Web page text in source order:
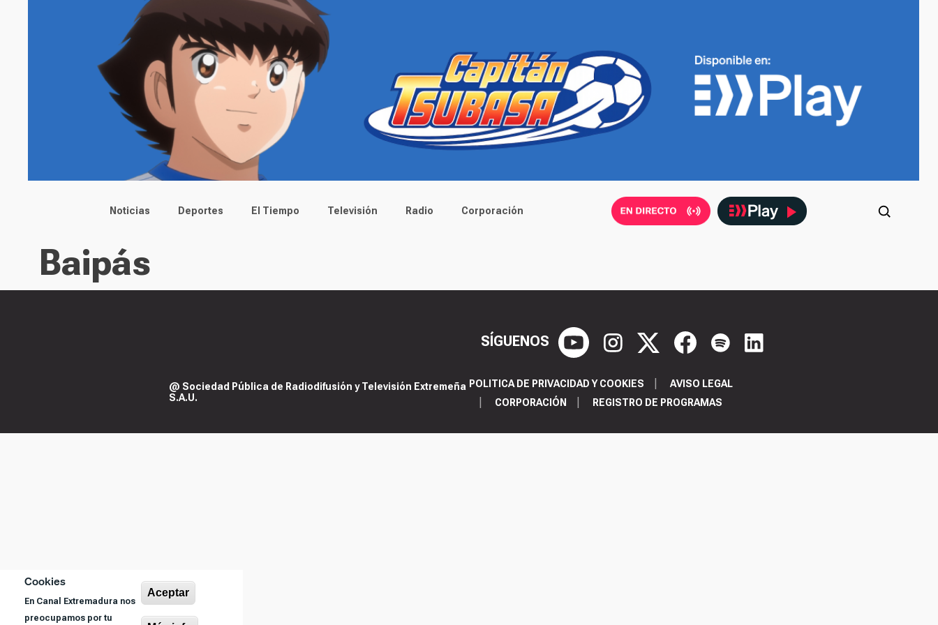
Cookies
En Canal Extremadura nos
preocupamos por tu
Aceptar
Main menu
Noticias Deportes El Tiempo Televisión Radio Corporación
Baipás
SÍGUENOS
@ Sociedad Pública de Radiodifusión y Televisión Extremeña
S.A.U.
POLITICA DE PRIVACIDAD Y COOKIES
AVISO LEGAL
CORPORACIÓN
REGISTRO DE PROGRAMAS